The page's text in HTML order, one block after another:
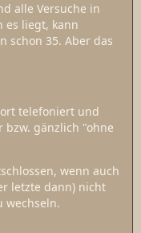
alle Versuche in
es liegt, kann
schon 35. Aber das
telefoniert und
bzw. gänzlich "ohne
wenn auch
letzte dann) nicht
wechseln.